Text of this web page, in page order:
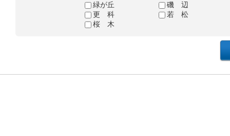
緑が丘
磯 辺
更 科
若 松
桜 木